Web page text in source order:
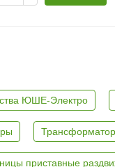
ЮШЕ-Электро
приставные